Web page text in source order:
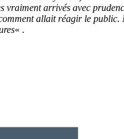
vraiment arrivés avec
allait réagir le public.
« .